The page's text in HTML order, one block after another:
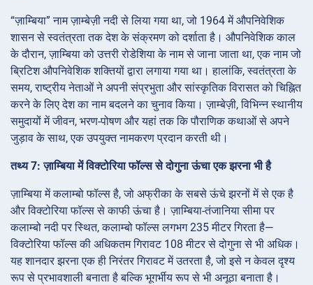
“ज़ाम्बिया” नाम ज़ाम्बेज़ी नदी से लिया गया था, जो 1964 में औपनिवेशिक
शासन से स्वतंत्रता तक देश के संक्रमण को दर्शाता है। औपनिवेशिक काल
के दौरान, ज़ाम्बिया को उत्तरी रोडेशिया के नाम से जाना जाता था, एक नाम जो
ब्रिटिश औपनिवेशिक शक्तियों द्वारा लगाया गया था। हालांकि, स्वतंत्रता के
समय, राष्ट्रीय नेताओं ने अपनी संप्रभुता और सांस्कृतिक विरासत को चिह्नित
करने के लिए देश का नाम बदलने का चुनाव किया। ज़ाम्बेज़ी, विभिन्न स्थानीय
समुदायों में जीवन, भरण-पोषण और यहां तक कि पौराणिक कथाओं से अपने
जुड़ाव के साथ, एक उपयुक्त नामकरण प्रदान करती थी।
तथ्य 7: ज़ाम्बिया में विक्टोरिया फॉल्स से दोगुना ऊंचा एक झरना भी है
ज़ाम्बिया में कलाम्बो फॉल्स है, जो अफ्रीका के सबसे ऊंचे झरनों में से एक है
और विक्टोरिया फॉल्स से काफी ऊंचा है। ज़ाम्बिया-तंजानिया सीमा पर
कलाम्बो नदी पर स्थित, कलाम्बो फॉल्स लगभग 235 मीटर गिरता है—
विक्टोरिया फॉल्स की अधिकतम गिरावट 108 मीटर से दोगुना से भी अधिक।
यह शानदार झरना एक ही निरंतर गिरावट में उतरता है, जो इसे न केवल दृश्य
रूप से प्रभावशाली बनाता है बल्कि भूगर्भीय रूप से भी अनूठा बनाता है।